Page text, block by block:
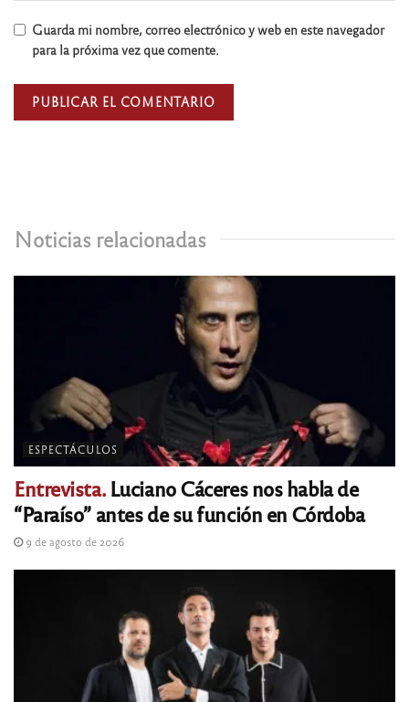
Noticias relacionadas
ESPECTÁCULOS
Entrevista.Luciano Cáceres nos habla de
“Paraíso” antes de su función en Córdoba
9 de agosto de 2026
Guarda mi nombre, correo electrónico y web en este navegador
para la próxima vez que comente.